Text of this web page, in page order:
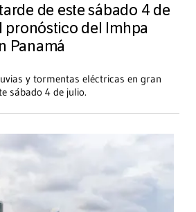
de este sábado 4 de
pronóstico del Imhpa
Panamá
y tormentas eléctricas en gran
sábado 4 de julio.